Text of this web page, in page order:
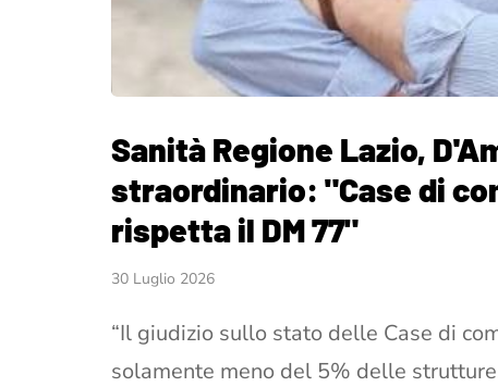
Sanità Regione Lazio,
straordinario: "Case di
rispetta il DM 77"
30 Luglio 2026
“Il giudizio sullo stato delle Case di
solamente meno del 5% delle